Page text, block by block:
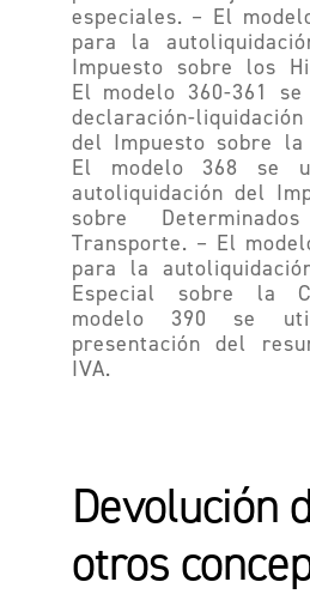
especiales. – El
para la
Impuesto sobre los
El modelo 360-361
declaración-
del Impuesto sobre
El modelo 368 se
autoliquidación del
sobre
Transporte. – El
para la
Especial sobre la
modelo 390 se
presentación del
IVA.
Devolución
otros